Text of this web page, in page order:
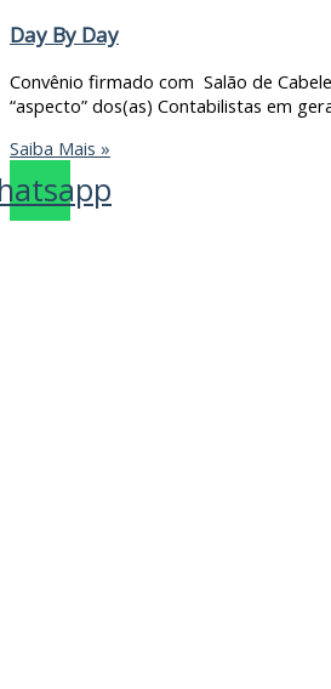
Day By Day
Convênio firmado com Salão de
“aspecto” dos(as) Contabilistas em
Saiba Mais »